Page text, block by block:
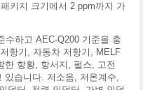
키지 크기에서 2 ppm까지 가
수하고 AEC-Q200 기준을 충
항기, 자동차 저항기, MELF
한 항황, 항서지, 펄스, 고전
있습니다. 저소음, 저온계수,